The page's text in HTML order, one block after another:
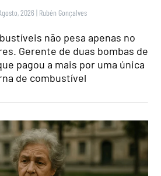
2026 | Rubén Gonçalves
não pesa apenas no
Gerente de duas bombas de
pagou a mais por uma única
de combustível